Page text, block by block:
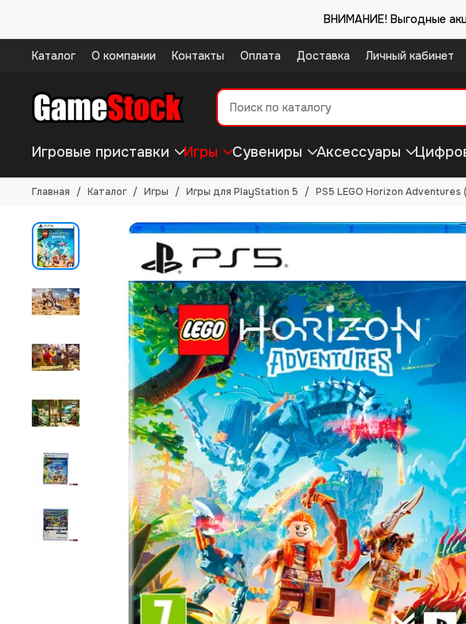
ВНИМАНИЕ! Выгодные
Каталог О компании Контакты Оплата Доставка Личный кабинет
Игровые приставки Игры Сувениры Аксессуары
Главная Каталог Игры Игры для PlayStation 5 PS5 LEGO Horizon